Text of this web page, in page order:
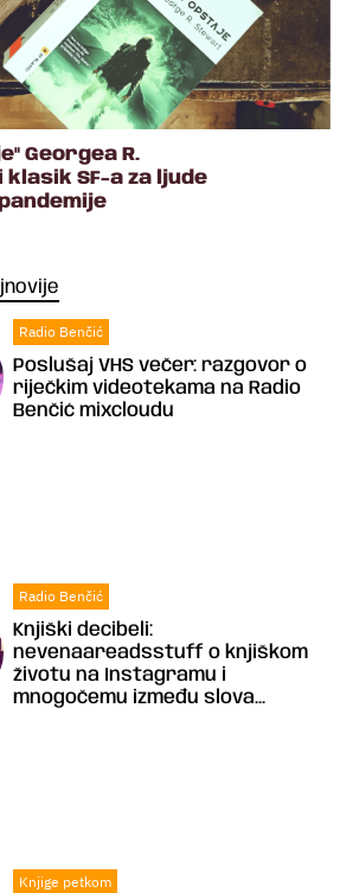
Georgea R.
SF-a za ljude
Radio Benčić
Poslušaj VHS večer: razgovor o
riječkim videotekama na Radio
Benčić mixcloudu
Radio Benčić
Knjiški decibeli:
nevenaareadsstuff o knjiškom
životu na Instagramu i
mnogočemu između slova...
Knjige petkom